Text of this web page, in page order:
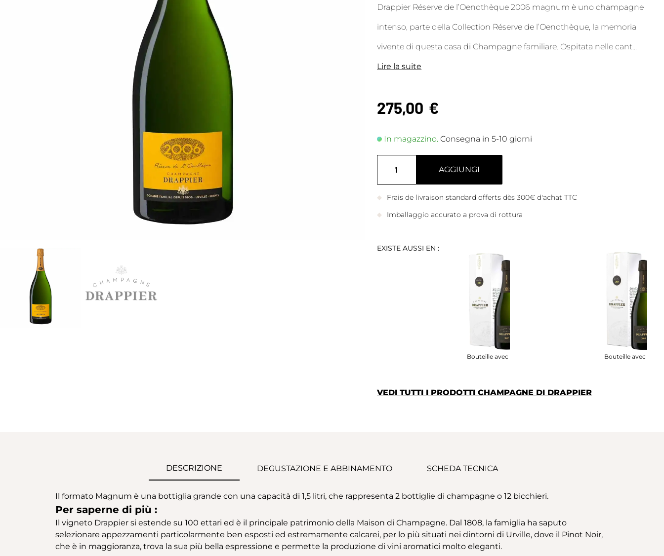
Drappier Réserve de l’Oenothèque 2006 magnum è uno champagne
intenso, parte della Collection Réserve de l’Oenothèque, la memoria
vivente di questa casa di Champagne familiare. Ospitata nelle cant
Lire la suite
275,00 €
In magazzino.Consegna in 5-10 giorni
AGGIUNGI
Frais de livraison standard offerts dès 300€ d'achat TTC
Imballaggio accurato a prova di rottura
EXISTE AUSSI EN :
Bouteille avec étui Bouteille avec étui
VEDI TUTTI I PRODOTTI CHAMPAGNE DI DRAPPIER
DESCRIZIONE DEGUSTAZIONE E ABBINAMENTO SCHEDA TECNICA
Il formato Magnum è una bottiglia grande con una capacità di 1,5 litri, che rappresenta 2 bottiglie di champagne o 12 bicchieri.
Per saperne di più :
Il vigneto Drappier si estende su 100 ettari ed è il principale patrimonio della Maison di Champagne. Dal 1808, la famiglia ha saputo
selezionare appezzamenti particolarmente ben esposti ed estremamente calcarei, per lo più situati nei dintorni di Urville, dove il Pinot Noir,
che è in maggioranza, trova la sua più bella espressione e permette la produzione di vini aromatici molto eleganti.